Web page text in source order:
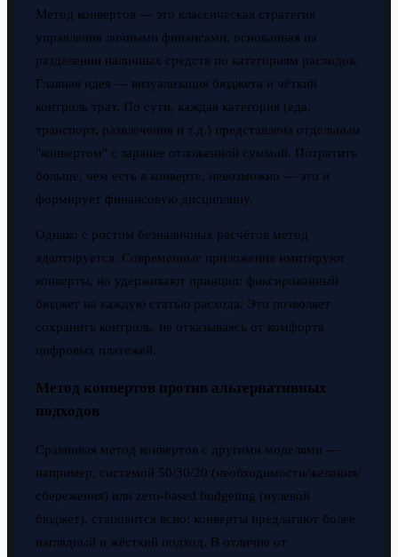
Метод конвертов — это классическая стратегия
управления личными финансами, основанная на
разделении наличных средств по категориям расходов.
Главная идея — визуализация бюджета и чёткий
контроль трат. По сути, каждая категория (еда,
транспорт, развлечения и т.д.) представлена отдельным
"конвертом" с заранее отложенной суммой. Потратить
больше, чем есть в конверте, невозможно — это и
формирует финансовую дисциплину.
Однако с ростом безналичных расчётов метод
адаптируется. Современные приложения имитируют
конверты, но удерживают принцип: фиксированный
бюджет на каждую статью расхода. Это позволяет
сохранить контроль, не отказываясь от комфорта
цифровых платежей.
Метод конвертов против альтернативных
подходов
Сравнивая метод конвертов с другими моделями —
например, системой 50/30/20 (необходимости/желания/
сбережения) или zero-based budgeting (нулевой
бюджет), становится ясно: конверты предлагают более
наглядный и жёсткий подход. В отличие от